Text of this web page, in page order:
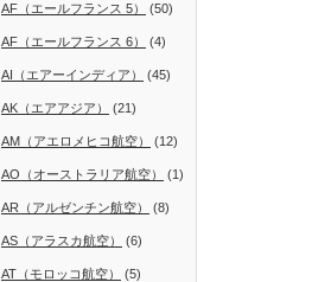
AF（エールフランス 5） (50)
AF（エールフランス 6） (4)
AI（エアーインディア） (45)
AK（エアアジア） (21)
AM（アエロメヒコ航空） (12)
AO（オーストラリア航空） (1)
AR（アルゼンチン航空） (8)
AS（アラスカ航空） (6)
AT（モロッコ航空） (5)